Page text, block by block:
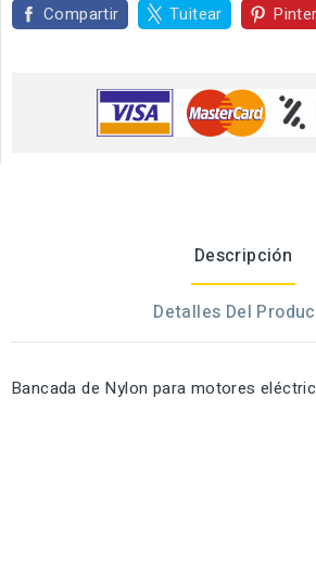
Compartir Tuitear
Descripción
Detalles Del
Bancada de Nylon para motores